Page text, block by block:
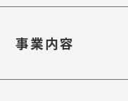
事業内容